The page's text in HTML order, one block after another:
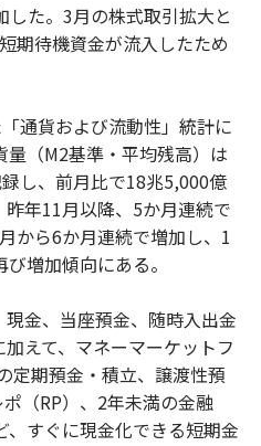
た。3月の株式取引拡大と
期待機資金が流入したため
通貨および流動性」統計に
量（M2基準・平均残高）は
し、前月比で18兆5,000億
年11月以降、5か月連続で
から6か月連続で増加し、1
増加傾向にある。
金、当座預金、随時入出金
えて、マネーマーケットフ
定期預金・積立、譲渡性預
（RP）、2年未満の金融
すぐに現金化できる短期金